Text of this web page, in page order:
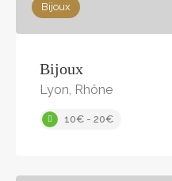
Bijoux
Bijoux
Lyon, Rhône
10€ - 20€